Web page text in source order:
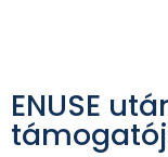
ENUSE